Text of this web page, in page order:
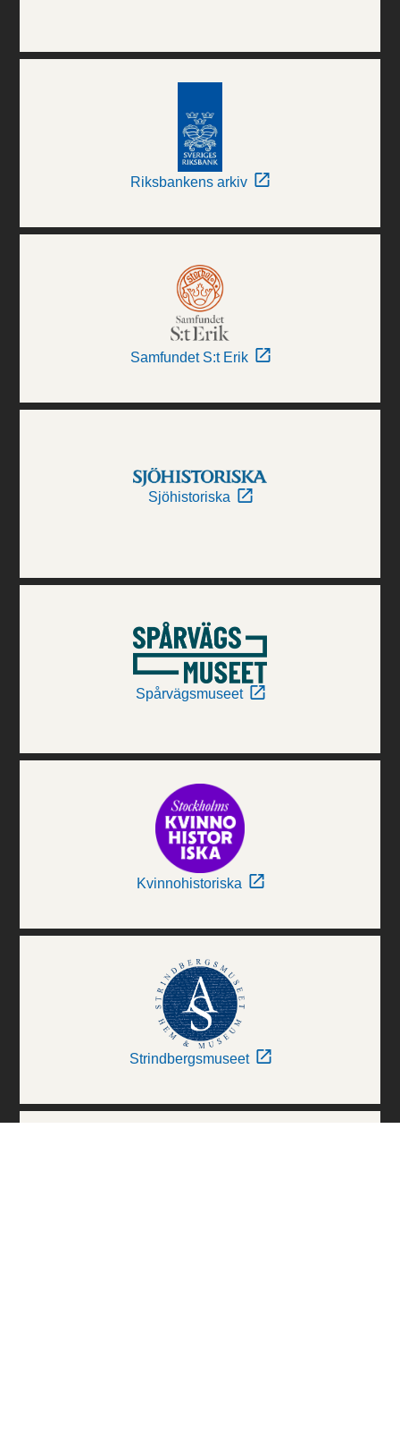
Riksbankens arkiv
Samfundet S:t Erik
Sjöhistoriska
Spårvägsmuseet
Kvinnohistoriska
Strindbergsmuseet